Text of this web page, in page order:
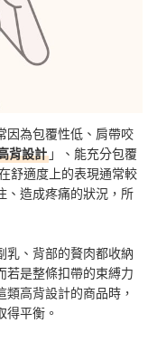
因為包覆性低、肩帶咬
背設計 」、能充分包覆
舒適度上的表現通常較
、造成疼痛的狀況，所
乳、背部的贅肉都收納
若是整條扣帶的束縛力
高背設計的商品時，
得平衡。